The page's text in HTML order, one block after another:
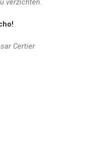
verzichten.
Certier